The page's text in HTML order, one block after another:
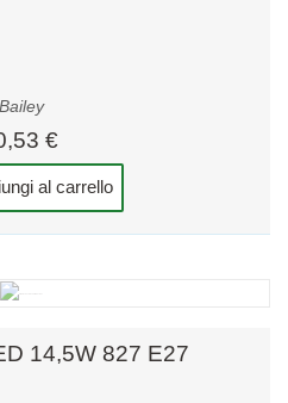
Bailey
€
al carrello
14,5W 827 E27